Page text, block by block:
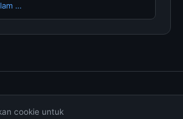
…
cookie untuk